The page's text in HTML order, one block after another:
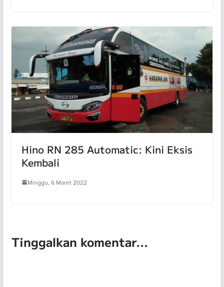
Hino RN 285 Automatic: Kini Eksis
Kembali
Minggu, 6 Maret 2022
Tinggalkan komentar...